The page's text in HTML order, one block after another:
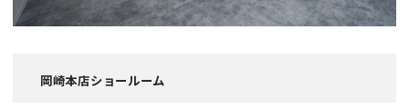
岡崎本店ショールーム